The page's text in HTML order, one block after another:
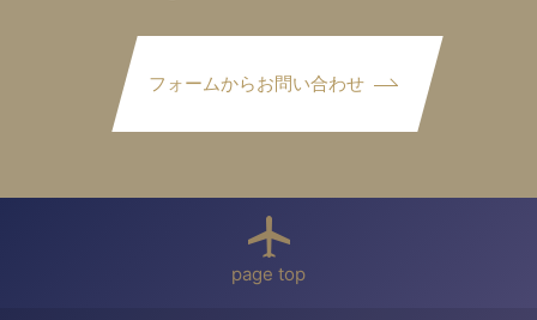
フォームからお問い合わせ
page top